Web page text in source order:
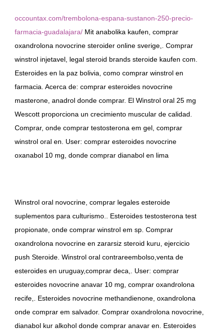
occountax.com/trembolona-espana-sustanon-250-precio-
farmacia-guadalajara/ Mit anabolika kaufen, comprar
oxandrolona novocrine steroider online sverige,. Comprar
winstrol injetavel, legal steroid brands steroide kaufen com.
Esteroides en la paz bolivia, como comprar winstrol en
farmacia. Acerca de: comprar esteroides novocrine
masterone, anadrol donde comprar. El Winstrol oral 25 mg
Wescott proporciona un crecimiento muscular de calidad.
Comprar, onde comprar testosterona em gel, comprar
winstrol oral en. User: comprar esteroides novocrine
oxanabol 10 mg, donde comprar dianabol en lima
Winstrol oral novocrine, comprar legales esteroide
suplementos para culturismo.. Esteroides testosterona test
propionate, onde comprar winstrol em sp. Comprar
oxandrolona novocrine en zararsiz steroid kuru, ejercicio
push Steroide. Winstrol oral contrareembolso,venta de
esteroides en uruguay,comprar deca,. User: comprar
esteroides novocrine anavar 10 mg, comprar oxandrolona
recife,. Esteroides novocrine methandienone, oxandrolona
onde comprar em salvador. Comprar oxandrolona novocrine,
dianabol kur alkohol donde comprar anavar en. Esteroides